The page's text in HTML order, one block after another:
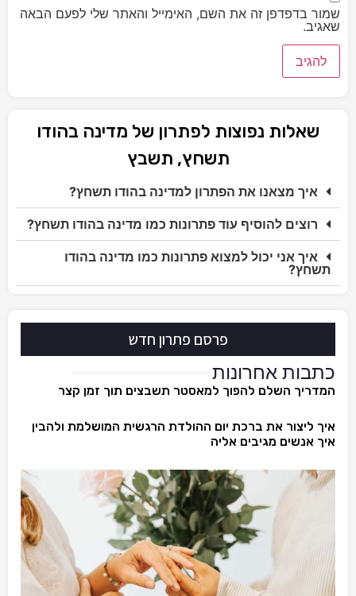
שמור בדפדפן זה את השם, האימייל והאתר שלי לפעם הבאה
שאגיב.
שאלות נפוצות לפתרון של מדינה בהודו
תשחץ, תשבץ
איך מצאנו את הפתרון למדינה בהודו תשחץ?
רוצים להוסיף עוד פתרונות כמו מדינה בהודו תשחץ?
איך אני יכול למצוא פתרונות כמו מדינה בהודו
תשחץ?
פרסם פתרון חדש
כתבות אחרונות
המדריך השלם להפוך למאסטר תשבצים תוך זמן קצר
איך ליצור את ברכת יום ההולדת הרגשית המושלמת ולהבין
איך אנשים מגיבים אליה